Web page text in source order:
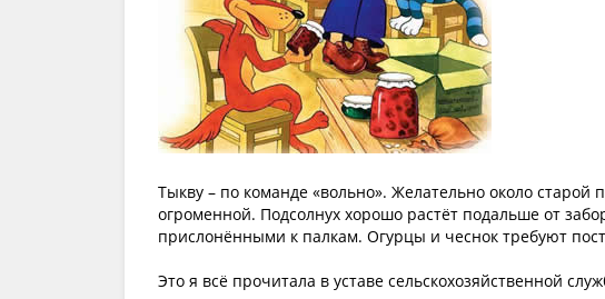
Тыкву – по команде «вольно». Желательно около
огроменной. Подсолнух хорошо растёт подальше от
прислонёнными к палкам. Огурцы и чеснок требуют
Это я всё прочитала в уставе сельскохозяйственной